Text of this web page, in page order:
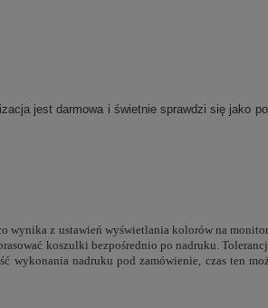
jest darmowa i świetnie sprawdzi się jako
wynika z ustawień wyświetlania kolorów na
koszulki bezpośrednio po nadruku.
nadruku pod zamówienie, czas ten